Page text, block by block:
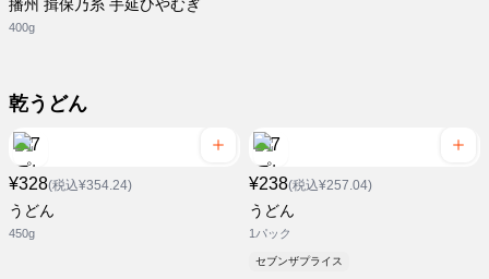
播州 揖保乃糸 手延ひやむぎ
400g
乾うどん
¥328(税込¥354.24)
うどん
450g
¥238(税込¥257.04)
うどん
1パック
セブンザプライス